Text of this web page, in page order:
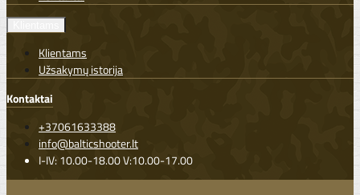
Klientams
Užsakymų istorija
Kontaktai
+37061633388
info@balticshooter.lt
I-IV: 10.00-18.00 V:10.00-17.00